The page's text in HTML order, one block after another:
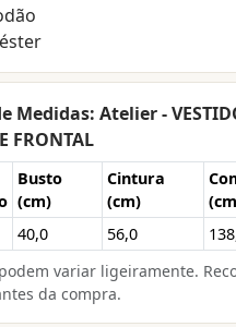
Medidas: Atelier -
FRONTAL
Busto
(cm)
Cintura
(cm)
40,0 56,0
variar ligeiramente.
da compra.